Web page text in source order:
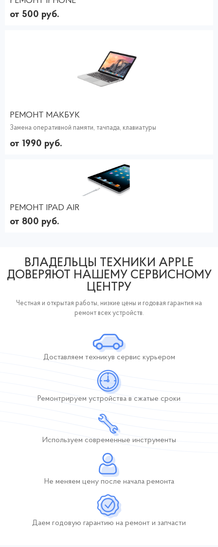
от 500 руб.
РЕМОНТ МАКБУК
Замена оперативной памяти, тачпада, клавиатуры
от 1990 руб.
РЕМОНТ IPAD AIR
от 800 руб.
ВЛАДЕЛЬЦЫ ТЕХНИКИ APPLE
ДОВЕРЯЮТ НАШЕМУ СЕРВИСНОМУ
ЦЕНТРУ
Честная и открытая работы, низкие цены и годовая гарантия на
ремонт всех устройств.
Доставляем техникув сервис курьером
Ремонтрируем устройства в сжатые сроки
Используем современные инструменты
Не меняем цену после начала ремонта
Даем годовую гарантию на ремонт и запчасти